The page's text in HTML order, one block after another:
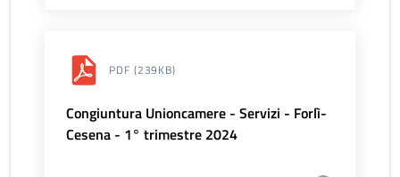
PDF (239KB)
Congiuntura Unioncamere - Servizi - Forlì-
Cesena - 1° trimestre 2024